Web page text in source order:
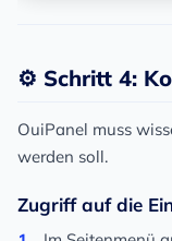
⚙️ Schritt 4:
OuiPanel muss
werden soll.
Zugriff auf die